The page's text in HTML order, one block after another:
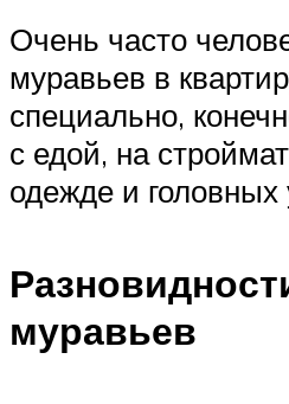
Очень часто
муравьев в
специально,
с едой, на
одежде и головных
муравьев